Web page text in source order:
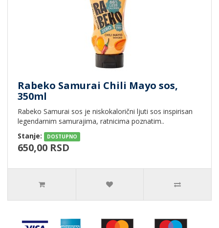
Rabeko Samurai Chili Mayo sos,
350ml
Rabeko Samurai sos je niskokalorični ljuti sos inspirisan
legendarnim samurajima, ratnicima poznatim..
Stanje:
DOSTUPNO
650,00 RSD